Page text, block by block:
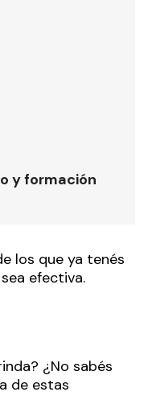
y formación
los que ya tenés
efectiva.
¿No sabés
de estas